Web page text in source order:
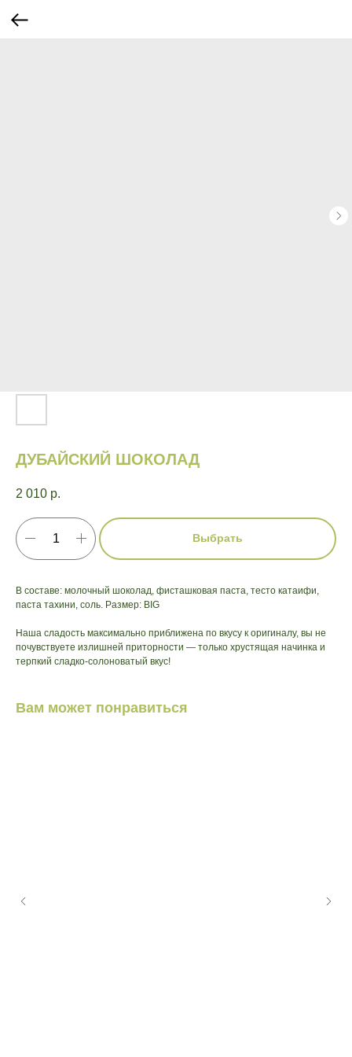
ДУБАЙСКИЙ ШОКОЛАД
2 010 р.
Выбрать
В составе: молочный шоколад, фисташковая паста, тесто катаифи,
паста тахини, соль. Размер: BIG
Наша сладость максимально приближена по вкусу к оригиналу, вы не
почувствуете излишней приторности — только хрустящая начинка и
терпкий сладко-солоноватый вкус!
Вам может понравиться